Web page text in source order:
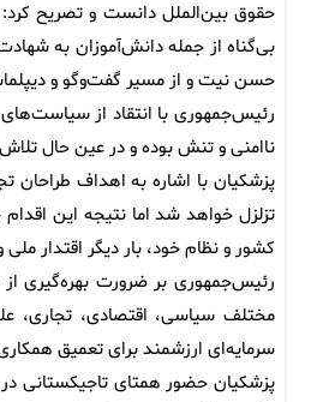
حقوق بین‌الملل دانست و تصریح کرد:
بی‌گناه از جمله دانش‌آموزان به
حسن نیت و از مسیر گفت‌وگو و
رئیس‌جمهوری با انتقاد از
ناامنی و تنش بوده و در عین حال
پزشکیان با اشاره به اهداف طراحان
تزلزل خواهد شد اما نتیجه این
کشور و نظام خود، بار دیگر اقتدار
رئیس‌جمهوری بر ضرورت بهره‌گیری
مختلف سیاسی، اقتصادی، تجاری،
سرمایه‌ای ارزشمند برای تعمیق
پزشکیان حضور همتای تاجیکستانی در